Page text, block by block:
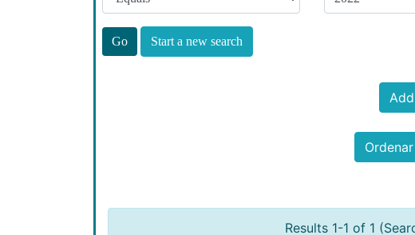
Start a new search
Results 1-1 of 1